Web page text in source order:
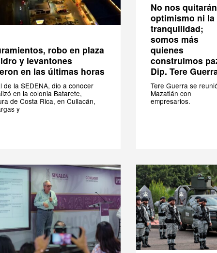
robo en plaza
y levantones
en las últimas horas
de la SEDENA, dio a conocer
en la colonia Batarete,
de Costa Rica, en Culiacán,
y
No nos
optimismo ni la
tranquilidad;
somos más
quienes
construimos
Dip. Tere
Tere Guerra se
Mazatlán con
empresarios.